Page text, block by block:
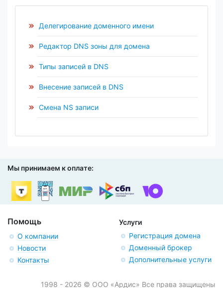
Делегирование доменного имени
Редактор DNS зоны для домена
Типы записей в DNS
Внесение записей в DNS
Смена NS записи
Мы принимаем к оплате:
Помощь
О компании
Новости
Контакты
Услуги
Регистрация домена
Доменный брокер
Дополнительные услуги
1998 - 2026 © ООО «Ардис» Все права защищены